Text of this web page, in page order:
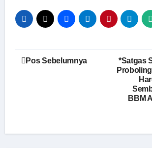
Navigasi
Pos Sebelumnya
*Satgas
BBM